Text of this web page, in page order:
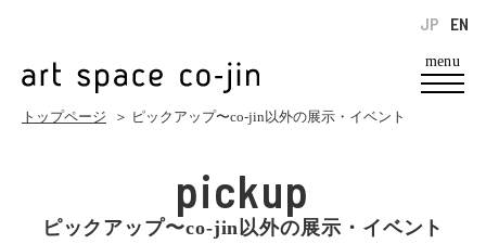
menu
EN
JP
トップページ ＞ ピックアップ〜co-jin以外の展示・イベント
pickup
ピックアップ〜co-jin以外の展示・イベント